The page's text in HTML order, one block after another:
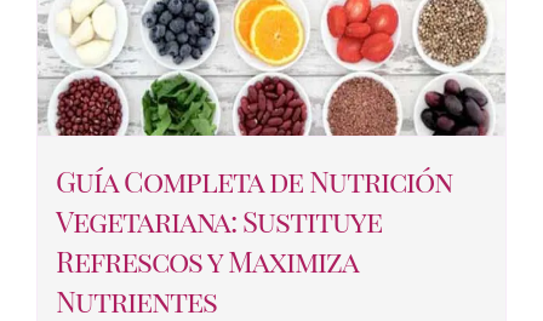
Guía Completa de Nutrición
Vegetariana: Sustituye
Refrescos y Maximiza
Nutrientes